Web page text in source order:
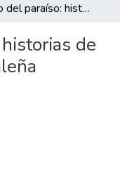
Expulsado del paraíso: historias de la Edad Dorada Generaleña
de